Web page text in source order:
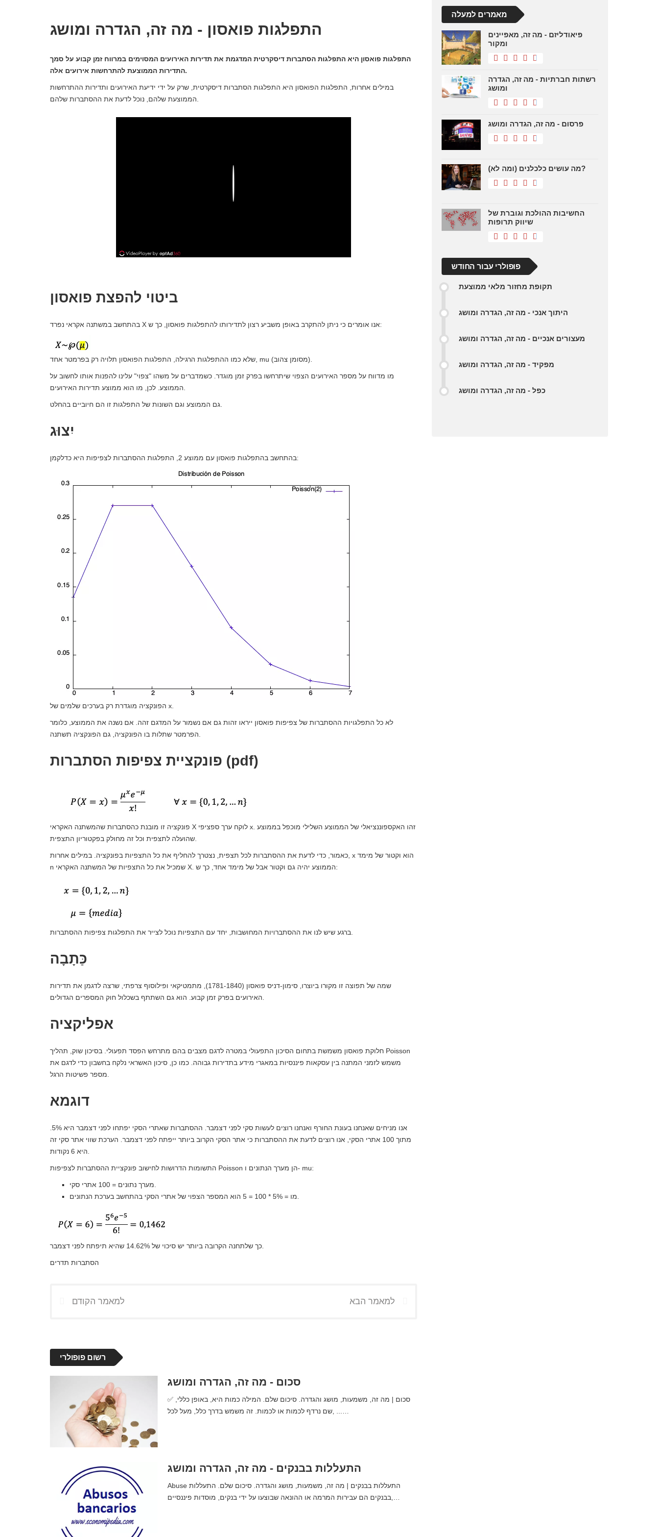
התפלגות פואסון - מה זה, הגדרה ומושג
התפלגות פואסון היא התפלגות הסתברות דיסקרטית המדגמת את תדירות האירועים המסוימים במרווח זמן קבוע על סמך
התדירות הממוצעת להתרחשות אירועים אלה.
במילים אחרות, התפלגות הפואסון היא התפלגות הסתברות דיסקרטית, שרק על ידי ידיעת האירועים ותדירות ההתרחשות
ביטוי להפצת פואסון
בהתחשב במשתנה אקראי נפרד X אנו אומרים כי ניתן להתקרב באופן משביע רצון לתדירותו להתפלגות פואסון, כך ש:
שלא כמו ההתפלגות הרגילה, התפלגות הפואסון תלויה רק ​​בפרמטר אחד, mu (מסומן צהוב).
מו מדווח על מספר האירועים הצפוי שיתרחשו בפרק זמן מוגדר. כשמדברים על משהו "צפוי" עלינו להפנות אותו לחשוב על
יִצוּג
בהתחשב בהתפלגות פואסון עם ממוצע 2, התפלגות ההסתברות לצפיפות היא כדלקמן:
הפונקציה מוגדרת רק בערכים שלמים של x.
לא כל התפלגויות ההסתברות של צפיפות פואסון ייראו זהות גם אם נשמור על המדגם זהה. אם נשנה את הממוצע, כלומר
פונקציית צפיפות הסתברות (pdf)
פונקציה זו מובנת כהסתברות שהמשתנה האקראי X לוקח ערך ספציפי x. זהו האקספוננציאלי של הממוצע השלילי מוכפל בממוצע
כאמור, כדי לדעת את ההסתברות לכל תצפית, נצטרך להחליף את כל התצפיות בפונקציה. במילים אחרות, x הוא וקטור של מימד
n שמכיל את כל התצפיות של המשתנה האקראי X. הממוצע יהיה גם וקטור אבל של מימד אחד, כך ש:
כַּתָבָה
שמה של תפוצה זו מקורו ביוצרו, סימון-דניס פואסון (1781-1840), מתמטיקאי ופילוסוף צרפתי, שרצה לדגמן את תדירות
אפליקציה
חלוקת פואסון משמשת בתחום הסיכון התפעולי במטרה לדגם מצבים בהם מתרחש הפסד תפעולי. בסיכון שוק, תהליך Poisson
משמש לזמני המתנה בין עסקאות פיננסיות במאגרי מידע בתדירות גבוהה. כמו כן, סיכון האשראי נלקח בחשבון כדי לדגם את
דוגמא
מתוך 100 אתרי הסקי, אנו רוצים לדעת את ההסתברות כי אתר הסקי הקרוב ביותר ייפתח לפני דצמבר. הערכת שווי אתר סקי זה
התשומות הדרושות לחישוב פונקציית ההסתברות לצפיפות Poisson הן מערך הנתונים ו- mu:
הסתברות תדרים
למאמר הקודם למאמר הבא
רשום פופולרי
סכום - מה זה, הגדרה ומושג
✅ סכום | מה זה, משמעות, מושג והגדרה. סיכום שלם. המילה כמות היא, באופן כללי,
התעללות בבנקים - מה זה, הגדרה ומושג
Abuse התעללות בבנקים | מה זה, משמעות, מושג והגדרה. סיכום שלם. התעללות
מאמרים למעלה
פיאודליזם - מה זה, מאפיינים
ומקור
רשתות חברתיות - מה זה, הגדרה
ומושג
פרסום - מה זה, הגדרה ומושג
מה עושים כלכלנים (ומה לא)?
החשיבות ההולכת וגוברת של
שיווק תרופות
פופולרי עבור החודש
תקופת מחזור מלאי ממוצעת
היתוך אנכי - מה זה, הגדרה ומושג
מעצורים אנכיים - מה זה, הגדרה ומושג
מפקיד - מה זה, הגדרה ומושג
כפל - מה זה, הגדרה ומושג